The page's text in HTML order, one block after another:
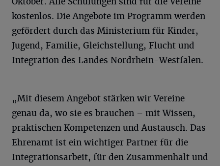
kostenlos. Die Angebote im Programm werden
gefördert durch das Ministerium für Kinder,
Jugend, Familie, Gleichstellung, Flucht und
Integration des Landes Nordrhein-Westfalen.
„Mit diesem Angebot stärken wir Vereine
genau da, wo sie es brauchen – mit Wissen,
praktischen Kompetenzen und Austausch. Das
Ehrenamt ist ein wichtiger Partner für die
Integrationsarbeit, für den Zusammenhalt und